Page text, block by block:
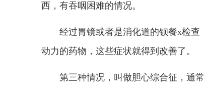
西，有吞咽困难的情况。
经过胃镜或者是消化道的钡餐x检
动力的药物，这些症状就得到改善了。
第三种情况，叫做胆心综合征，通